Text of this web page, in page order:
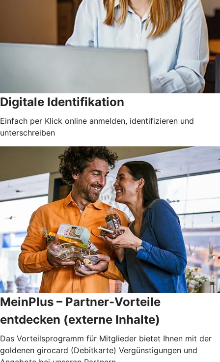
Digitale Identifikation
Einfach per Klick online anmelden, identifizieren und
unterschreiben
MeinPlus – Partner-Vorteile
entdecken (externe Inhalte)
Das Vorteilsprogramm für Mitglieder bietet Ihnen mit der
goldenen girocard (Debitkarte) Vergünstigungen und